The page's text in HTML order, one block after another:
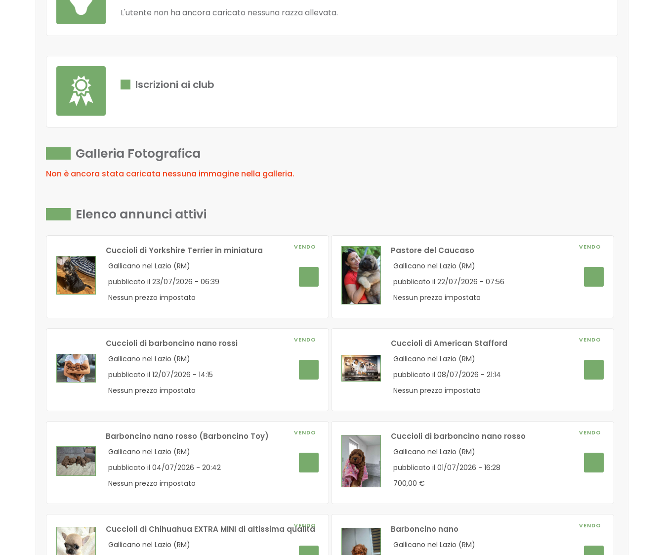
L'utente non ha ancora caricato nessuna razza allevata.
Iscrizioni ai club
Galleria Fotografica
Non è ancora stata caricata nessuna immagine nella galleria.
Elenco annunci attivi
VENDO
Cuccioli di Yorkshire Terrier in miniatura
Gallicano nel Lazio (RM)
pubblicato il 23/07/2026 - 06:39
Nessun prezzo impostato
VENDO
Pastore del Caucaso
Gallicano nel Lazio (RM)
pubblicato il 22/07/2026 - 07:56
Nessun prezzo impostato
VENDO
Cuccioli di barboncino nano rossi
Gallicano nel Lazio (RM)
pubblicato il 12/07/2026 - 14:15
Nessun prezzo impostato
VENDO
Cuccioli di American Stafford
Gallicano nel Lazio (RM)
pubblicato il 08/07/2026 - 21:14
Nessun prezzo impostato
VENDO
Barboncino nano rosso (Barboncino Toy)
Gallicano nel Lazio (RM)
pubblicato il 04/07/2026 - 20:42
Nessun prezzo impostato
VENDO
Cuccioli di barboncino nano rosso
Gallicano nel Lazio (RM)
pubblicato il 01/07/2026 - 16:28
700,00 €
VENDO
Cuccioli di Chihuahua EXTRA MINI di altissima qualità
Gallicano nel Lazio (RM)
VENDO
Barboncino nano
Gallicano nel Lazio (RM)